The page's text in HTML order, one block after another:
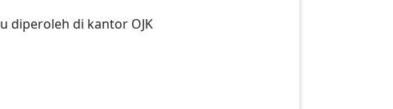
diperoleh di kantor OJK